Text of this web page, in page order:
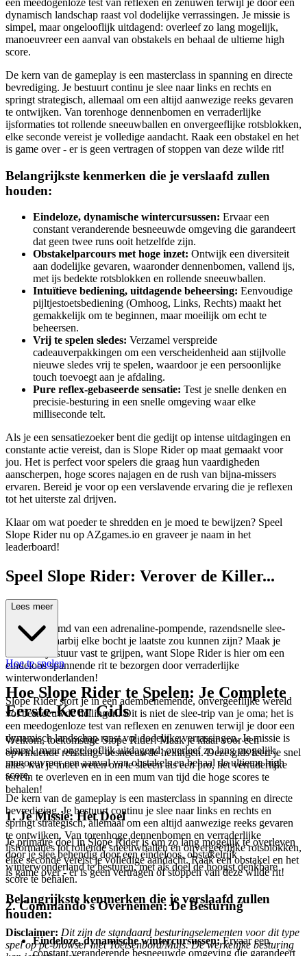
een meedogenloze test van reflexen en zenuwen terwijl je door een
dynamisch landschap raast vol dodelijke verrassingen. Je missie is
simpel, maar ongelooflijk uitdagend: overleef zo lang mogelijk,
manoeuvreer een aanval van obstakels en behaal de ultieme high
score.
De kern van de gameplay is een masterclass in spanning en directe
bevrediging. Je bestuurt continu je slee naar links en rechts en
springt strategisch, allemaal om een ​​altijd aanwezige reeks gevaren
te ontwijken. Van torenhoge dennenbomen en verraderlijke
ijsformaties tot rollende sneeuwballen en onvergeeflijke rotsblokken,
elke seconde vereist je volledige aandacht. Raak een obstakel en het
is game over - er is geen vertragen of stoppen van deze wilde rit!
Belangrijkste kenmerken die je verslaafd zullen
houden:
Eindeloze, dynamische wintercursussen: Ervaar een
constant veranderende besneeuwde omgeving die garandeert
dat geen twee runs ooit hetzelfde zijn.
Obstakelparcours met hoge inzet: Ontwijk een diversiteit
aan dodelijke gevaren, waaronder dennenbomen, vallend ijs,
met ijs bedekte rotsblokken en rollende sneeuwballen.
Intuïtieve bediening, uitdagende beheersing: Eenvoudige
pijltjestoetsbediening (Omhoog, Links, Rechts) maakt het
gemakkelijk om te beginnen, maar moeilijk om echt te
beheersen.
Vrij te spelen sledes: Verzamel verspreide
cadeauverpakkingen om een verscheidenheid aan stijlvolle
nieuwe sledes vrij te spelen, waardoor je een persoonlijke
touch toevoegt aan je afdaling.
Pure reflex-gebaseerde sensatie: Test je snelle denken en
precisie-besturing in een snelle omgeving waar elke
milliseconde telt.
Als je een sensatiezoeker bent die gedijt op intense uitdagingen en
constante actie vereist, dan is Slope Rider op maat gemaakt voor
jou. Het is perfect voor spelers die graag hun vaardigheden
aanscherpen, hoge scores najagen en de rush van bijna-missers
ervaren. Bereid je voor op een verslavende ervaring die je reflexen
tot het uiterste zal drijven.
Klaar om wat poeder te shredden en je moed te bewijzen? Speel
Slope Rider nu op AZgames.io en graveer je naam in het
leaderboard!
Speel Slope Rider: Verover de Killer...
Courses!
Ooit gedroomd van een adrenaline-pompende, razendsnelle slee-
avontuur waarbij elke bocht je laatste zou kunnen zijn? Maak je
klaar om je stuur vast te grijpen, want Slope Rider is hier om een
eindeloos spannende rit te bezorgen door verraderlijke
winterwonderlanden!
Slope Rider stort je in een adembenemende, onvergeeflijke wereld
vol besneeuwde hellingen. Dit is niet de slee-trip van je oma; het is
een meedogenloze test van reflexen en zenuwen terwijl je door een
dynamisch landschap raast vol dodelijke verrassingen. Je missie is
simpel, maar ongelooflijk uitdagend: overleef zo lang mogelijk,
manoeuvreer een aanval van obstakels en behaal de ultieme high
score.
De kern van de gameplay is een masterclass in spanning en directe
bevrediging. Je bestuurt continu je slee naar links en rechts en
springt strategisch, allemaal om een ​​altijd aanwezige reeks gevaren
te ontwijken. Van torenhoge dennenbomen en verraderlijke
ijsformaties tot rollende sneeuwballen en onvergeeflijke rotsblokken,
elke seconde vereist je volledige aandacht. Raak een obstakel en het
is game over - er is geen vertragen of stoppen van deze wilde rit!
Belangrijkste kenmerken die je verslaafd zullen
houden:
Eindeloze, dynamische wintercursussen:Ervaar een
constant veranderende besneeuwde omgeving die garandeert
Lees meer
Hoe te spelen
Hoe Slope Rider te Spelen: Je Complete
Eerste-Keer Gids
Welkom, toekomstige Slope Rider! Maak je klaar voor een
opwindende reis langs besneeuwde hellingen. Deze gids leert je snel
alles wat je moet weten om te sleeën als een pro, het verraderlijke
terrein te overleven en in een mum van tijd die hoge scores te
behalen!
1. Je Missie: Het Doel
Je primaire doel in Slope Rider is om zo lang mogelijk te overleven
door je slee behendig door een eindeloos, obstakelrijk
winterwonderland te besturen, met als doel de hoogst denkbare
score te behalen.
2. Commando's Overnemen: De Besturing
Disclaimer: Dit zijn de standaard besturingselementen voor dit type
spel op pc-browser met Toetsenbord/Muis. De werkelijke besturing